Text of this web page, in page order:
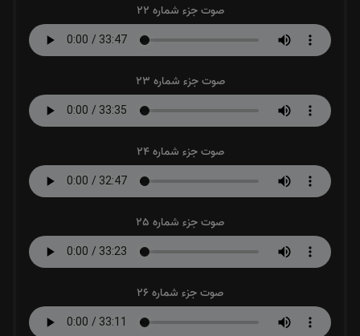
صوت جزء شماره 22
صوت جزء شماره 23
صوت جزء شماره 24
صوت جزء شماره 25
صوت جزء شماره 26